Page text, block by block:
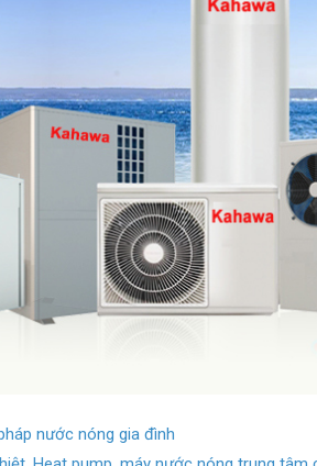
, Heat pump,máy nước nóng trung tâm
bể bơi biến tần, máy nước nóng trung